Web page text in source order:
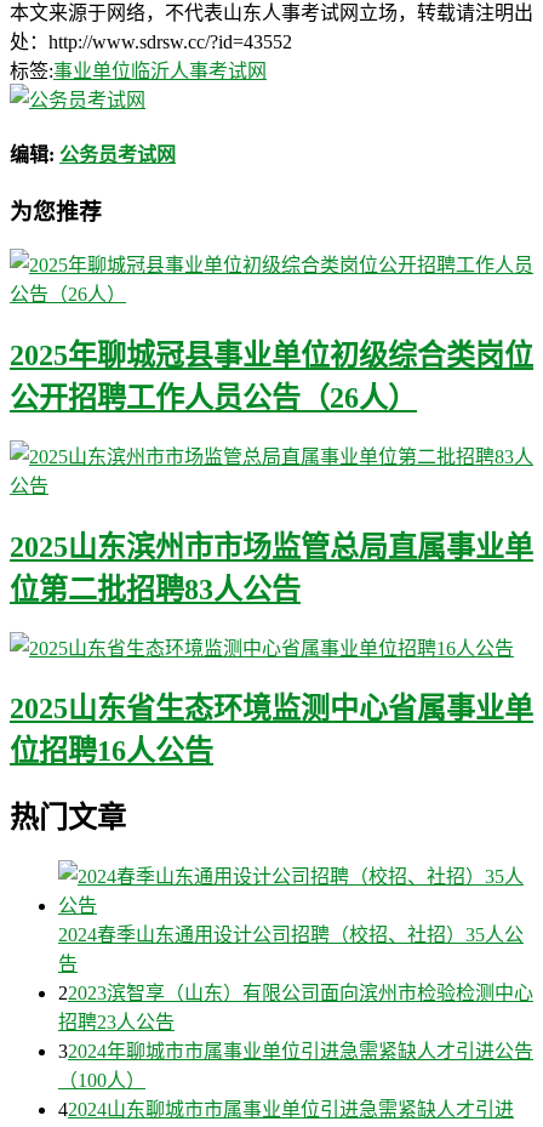
本文来源于网络，不代表山东人事考试网立场，转载请注明出
处：http://www.sdrsw.cc/?id=43552
标签:事业单位 临沂人事考试网
编辑: 公务员考试网
为您推荐
2025年聊城冠县事业单位初级综合类岗位
公开招聘工作人员公告（26人）
2025山东滨州市市场监管总局直属事业单
位第二批招聘83人公告
2025山东省生态环境监测中心省属事业单
位招聘16人公告
热门文章
2024春季山东通用设计公司招聘（校招、社招）35人公
告
22023滨智享（山东）有限公司面向滨州市检验检测中心
招聘23人公告
32024年聊城市市属事业单位引进急需紧缺人才引进公告
（100人）
42024山东聊城市市属事业单位引进急需紧缺人才引进